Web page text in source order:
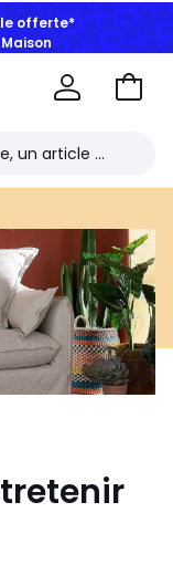
offerte*
Aller